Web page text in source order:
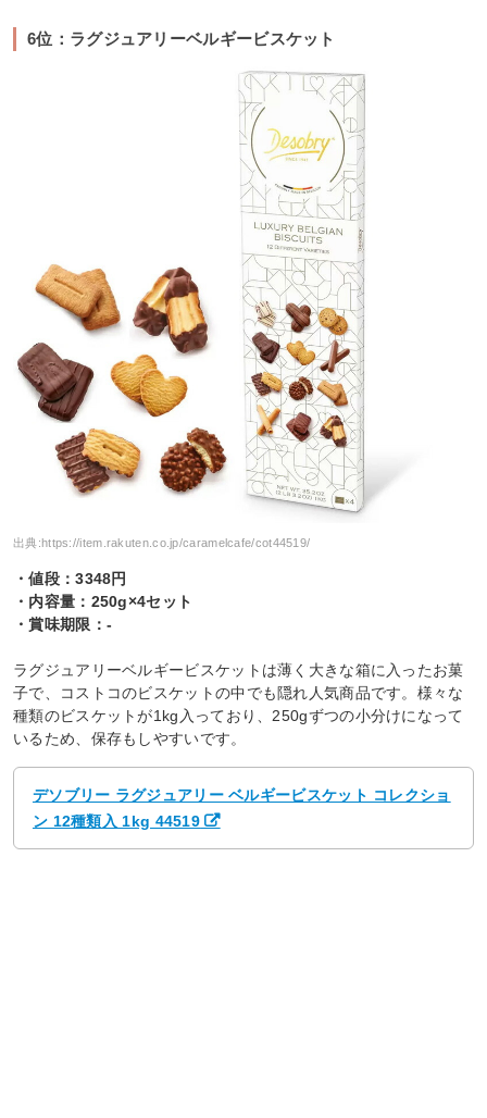
6位：ラグジュアリーベルギービスケット
出典: https://item.rakuten.co.jp/caramelcafe/cot44519/
・値段：3348円
・内容量：250g×4セット
・賞味期限：-
ラグジュアリーベルギービスケットは薄く大きな箱に入ったお菓
子で、コストコのビスケットの中でも隠れ人気商品です。様々な
種類のビスケットが1kg入っており、250gずつの小分けになって
いるため、保存もしやすいです。
デソブリー ラグジュアリー ベルギービスケット コレクショ
ン 12種類入 1kg 44519